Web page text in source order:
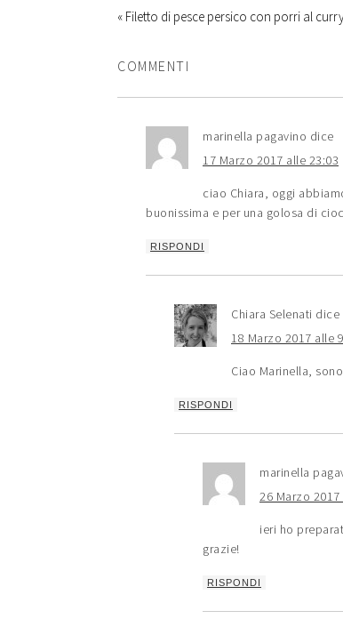
« Filetto di pesce persico con porri al
COMMENTI
marinella pagavino dice
17 Marzo 2017 alle 23:03
ciao Chiara, oggi
buonissima e per una golosa di
RISPONDI
Chiara Selenati dice
18 Marzo 2017 alle
Ciao Marinella,
RISPONDI
marinella
26 Marzo
ieri ho
grazie!
RISPONDI